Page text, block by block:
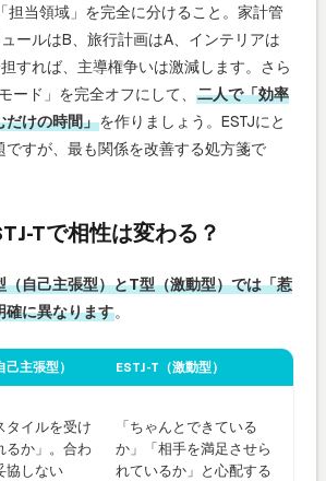
「担当領域」を完全に分けること。家計管
ールはB、旅行計画はA、インテリアは
すれば、主導権争いは激減します。さら
ード」を完全オフにして、 二人で「効率
だけの時間」を作りましょう。ESTJにと
ですが、最も関係を改善する処方箋で
Tで相性は変わる？
（自己主張型）とT型（激動型）では「惹
確に異なります。
主張型） ESTJ-T（激動型）
タイルを受け
るか」。合わ
協しない
「ちゃんとできている
か」「相手を満足させら
れているか」と心配する